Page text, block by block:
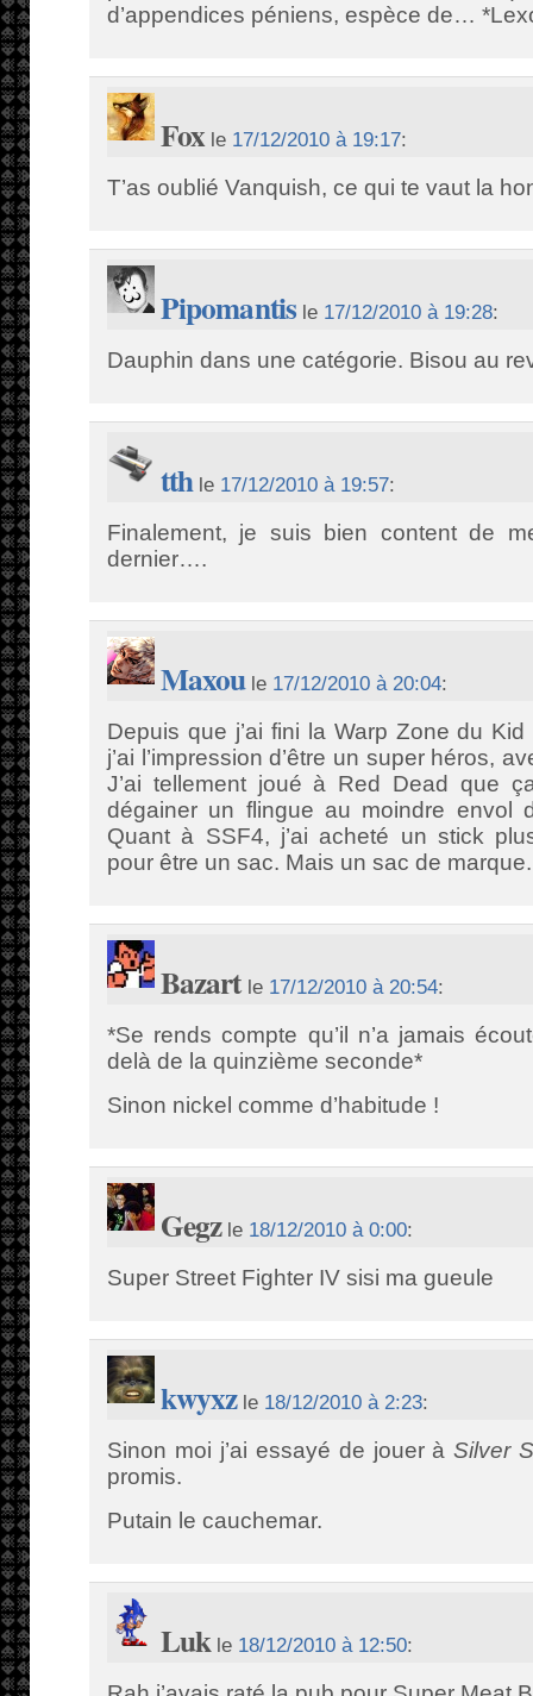
d’appendices péniens, espèce de…
Foxle 17/12/2010 à 19:17:
T’as oublié Vanquish, ce qui te vaut la
Pipomantisle 17/12/2010 à 19:28:
Dauphin dans une catégorie. Bisou au
tthle 17/12/2010 à 19:57:
Finalement, je suis bien content de
dernier….
Maxoule 17/12/2010 à 20:04:
Depuis que j’ai fini la Warp Zone du
j’ai l’impression d’être un super héros,
J’ai tellement joué à Red Dead que
dégainer un flingue au moindre envol
Quant à SSF4, j’ai acheté un stick
pour être un sac. Mais un sac de marque.
Bazartle 17/12/2010 à 20:54:
*Se rends compte qu’il n’a jamais
delà de la quinzième seconde*
Sinon nickel comme d’habitude !
Gegzle 18/12/2010 à 0:00:
Super Street Fighter IV sisi ma gueule
kwyxzle 18/12/2010 à 2:23:
Sinon moi j’ai essayé de jouer àSilver
promis.
Putain le cauchemar.
Lukle 18/12/2010 à 12:50: